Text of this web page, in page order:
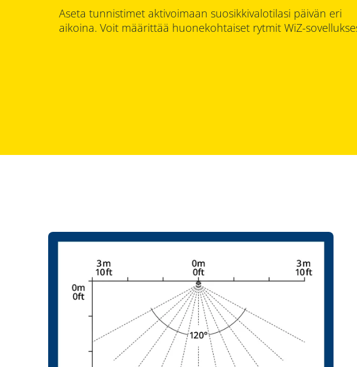
Aseta tunnistimet aktivoimaan suosikkivalotilasi päivän eri
aikoina. Voit määrittää huonekohtaiset rytmit WiZ-